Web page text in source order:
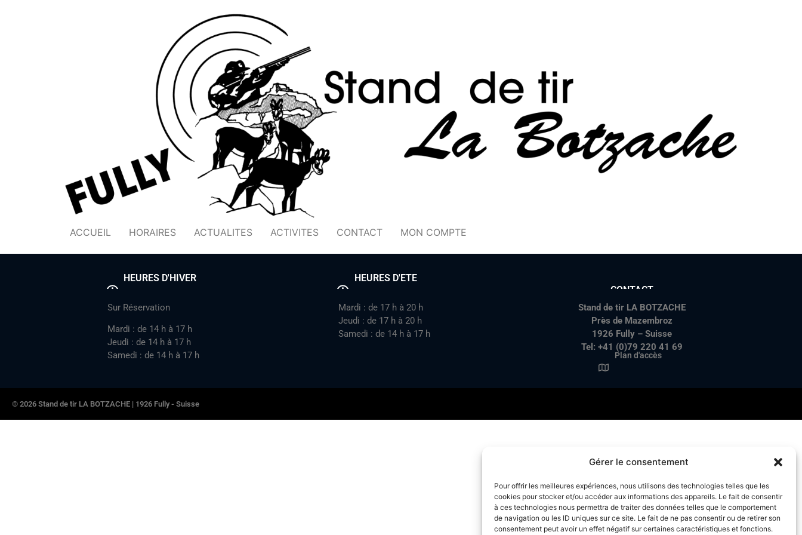
Gérer le consentement
Pour offrir les meilleures expériences, nous utilisons des technologies telles que les
cookies pour stocker et/ou accéder aux informations des appareils. Le fait de consentir
à ces technologies nous permettra de traiter des données telles que le comportement
de navigation ou les ID uniques sur ce site. Le fait de ne pas consentir ou de retirer son
consentement peut avoir un effet négatif sur certaines caractéristiques et fonctions.
ACCUEIL HORAIRES ACTUALITES ACTIVITES CONTACT MON COMPTE
HEURES D'HIVER
HEURES D'ETE
CONTACT
Sur Réservation
Mardi : de 14 h à 17 h
Jeudi : de 14 h à 17 h
Samedi : de 14 h à 17 h
Mardi : de 17 h à 20 h
Jeudi : de 17 h à 20 h
Samedi : de 14 h à 17 h
Stand de tir LA BOTZACHE
Près de Mazembroz
1926 Fully – Suisse
Tel: +41 (0)79 220 41 69
Plan d'accès
© 2026 Stand de tir LA BOTZACHE | 1926 Fully - Suisse